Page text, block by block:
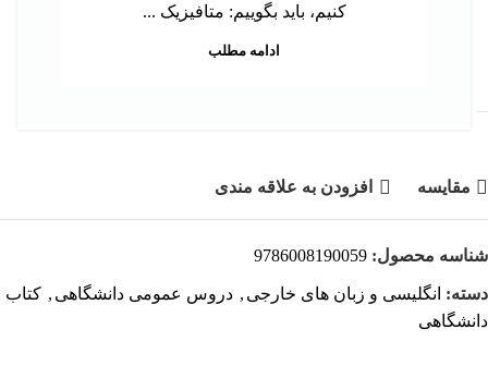
کنیم، باید بگوییم: متافیزیک ...
ادامه مطلب
مقايسه افزودن به علاقه مندی
شناسه محصول: 9786008190059
دسته: انگلیسی و زبان های خارجی , دروس عمومی دانشگاهی , کتاب
دانشگاهی